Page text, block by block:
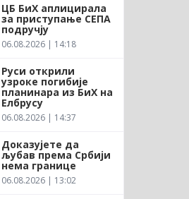
ЦБ БиХ аплицирала
за приступање СЕПА
подручју
06.08.2026 | 14:18
Руси открили
узроке погибије
планинара из БиХ на
Елбрусу
06.08.2026 | 14:37
Доказујете да
љубав према Србији
нема границе
06.08.2026 | 13:02